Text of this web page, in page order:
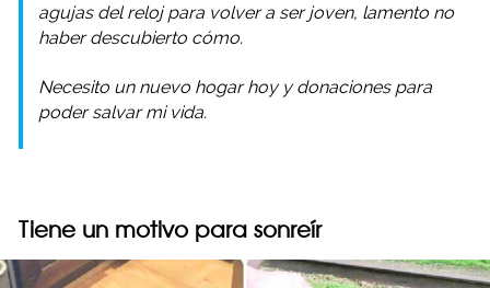
agujas del reloj para volver a ser joven, lamento no
haber descubierto cómo.
Necesito un nuevo hogar hoy y donaciones para
poder salvar mi vida.
Tiene un motivo para sonreír